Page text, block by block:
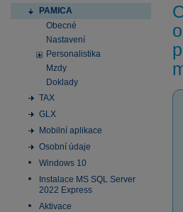
PAMICA
Obecné
Nastavení
Personalistika
Mzdy
Doklady
TAX
GLX
Mobilní aplikace
Osobní údaje
Windows 10
Instalace MS SQL Server
2022 Express
Aktivace